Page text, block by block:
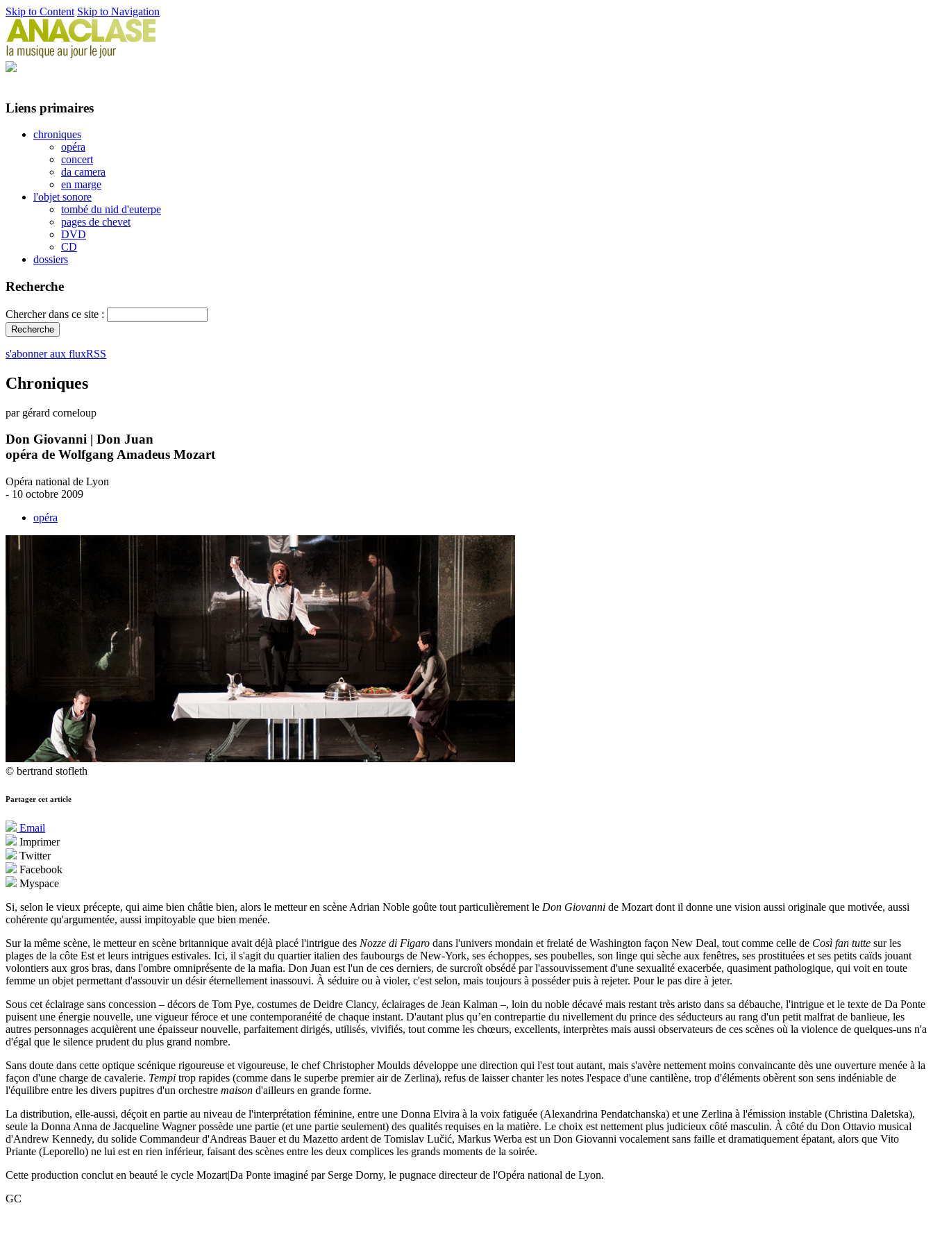
Skip to Content Skip to Navigation
Liens primaires
chroniques
opéra
concert
da camera
en marge
l'objet sonore
tombé du nid d'euterpe
pages de chevet
DVD
CD
dossiers
Recherche
Chercher dans ce site :
s'abonner aux fluxRSS
Chroniques
par gérard corneloup
Don Giovanni | Don Juan
opéra de Wolfgang Amadeus Mozart
Opéra national de Lyon
- 10 octobre 2009
opéra
© bertrand stofleth
Partager cet article
Email
Imprimer
Twitter
Facebook
Myspace
Si, selon le vieux précepte, qui aime bien châtie bien, alors le metteur en scène Adrian Noble goûte tout particulièrement le Don Giovanni de Mozart dont il donne une vision aussi originale que motivée, aussi
cohérente qu'argumentée, aussi impitoyable que bien menée.
Sur la même scène, le metteur en scène britannique avait déjà placé l'intrigue des Nozze di Figaro dans l'univers mondain et frelaté de Washington façon New Deal, tout comme celle de Così fan tutte sur les
plages de la côte Est et leurs intrigues estivales. Ici, il s'agit du quartier italien des faubourgs de New-York, ses échoppes, ses poubelles, son linge qui sèche aux fenêtres, ses prostituées et ses petits caïds jouant
volontiers aux gros bras, dans l'ombre omniprésente de la mafia. Don Juan est l'un de ces derniers, de surcroît obsédé par l'assouvissement d'une sexualité exacerbée, quasiment pathologique, qui voit en toute
femme un objet permettant d'assouvir un désir éternellement inassouvi. À séduire ou à violer, c'est selon, mais toujours à posséder puis à rejeter. Pour le pas dire à jeter.
Sous cet éclairage sans concession – décors de Tom Pye, costumes de Deidre Clancy, éclairages de Jean Kalman –, loin du noble décavé mais restant très aristo dans sa débauche, l'intrigue et le texte de Da Ponte
puisent une énergie nouvelle, une vigueur féroce et une contemporanéité de chaque instant. D'autant plus qu’en contrepartie du nivellement du prince des séducteurs au rang d'un petit malfrat de banlieue, les
autres personnages acquièrent une épaisseur nouvelle, parfaitement dirigés, utilisés, vivifiés, tout comme les chœurs, excellents, interprètes mais aussi observateurs de ces scènes où la violence de quelques-uns n'a
d'égal que le silence prudent du plus grand nombre.
Sans doute dans cette optique scénique rigoureuse et vigoureuse, le chef Christopher Moulds développe une direction qui l'est tout autant, mais s'avère nettement moins convaincante dès une ouverture menée à la
façon d'une charge de cavalerie. Tempi trop rapides (comme dans le superbe premier air de Zerlina), refus de laisser chanter les notes l'espace d'une cantilène, trop d'éléments obèrent son sens indéniable de
l'équilibre entre les divers pupitres d'un orchestre maison d'ailleurs en grande forme.
La distribution, elle-aussi, déçoit en partie au niveau de l'interprétation féminine, entre une Donna Elvira à la voix fatiguée (Alexandrina Pendatchanska) et une Zerlina à l'émission instable (Christina Daletska),
seule la Donna Anna de Jacqueline Wagner possède une partie (et une partie seulement) des qualités requises en la matière. Le choix est nettement plus judicieux côté masculin. À côté du Don Ottavio musical
d'Andrew Kennedy, du solide Commandeur d'Andreas Bauer et du Mazetto ardent de Tomislav Lučić, Markus Werba est un Don Giovanni vocalement sans faille et dramatiquement épatant, alors que Vito
Priante (Leporello) ne lui est en rien inférieur, faisant des scènes entre les deux complices les grands moments de la soirée.
Cette production conclut en beauté le cycle Mozart|Da Ponte imaginé par Serge Dorny, le pugnace directeur de l'Opéra national de Lyon.
GC